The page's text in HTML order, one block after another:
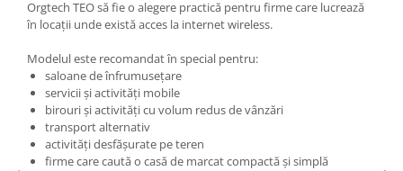
Orgtech TEO să fie o alegere practică pentru firme care lucrează
în locații unde există acces la internet wireless.
Modelul este recomandat în special pentru:
saloane de înfrumusețare
servicii și activități mobile
birouri și activități cu volum redus de vânzări
transport alternativ
activități desfășurate pe teren
firme care caută o casă de marcat compactă și simplă